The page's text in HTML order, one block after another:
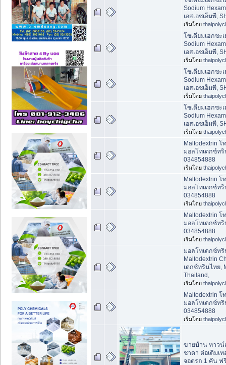
Sodium
เอสเอชเอ็มพี,
เริ่มโดย
โซเดียมเฮกซะ
Sodium
เอสเอชเอ็มพี,
เริ่มโดย
โซเดียมเฮกซะ
Sodium
เอสเอชเอ็มพี,
เริ่มโดย
โซเดียมเฮกซะ
Sodium
เอสเอชเอ็มพี,
เริ่มโดย
Maltodextrin โ
มอลโทเดกซ์ท
034854888
เริ่มโดย
Maltodextrin โ
มอลโทเดกซ์ท
034854888
เริ่มโดย
Maltodextrin โ
มอลโทเดกซ์ท
034854888
เริ่มโดย
มอลโทเดกซ์ท
Maltodextrin
เดกซ์ทรินไทย,
Thailand,
เริ่มโดย
Maltodextrin โ
มอลโทเดกซ์ท
034854888
เริ่มโดย
ขายบ้าน ทาวน์
ชาดา ต่อเติมเ
จอดรถ 1 คัน ฟ